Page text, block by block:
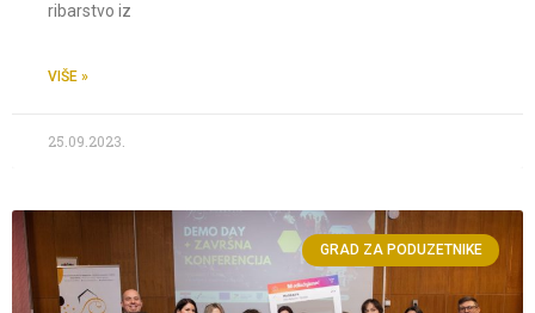
ribarstvo iz
VIŠE »
25.09.2023.
GRAD ZA PODUZETNIKE